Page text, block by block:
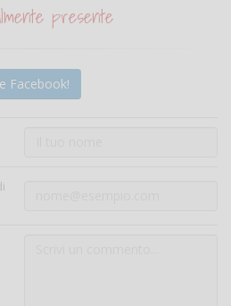
presente
Facebook!